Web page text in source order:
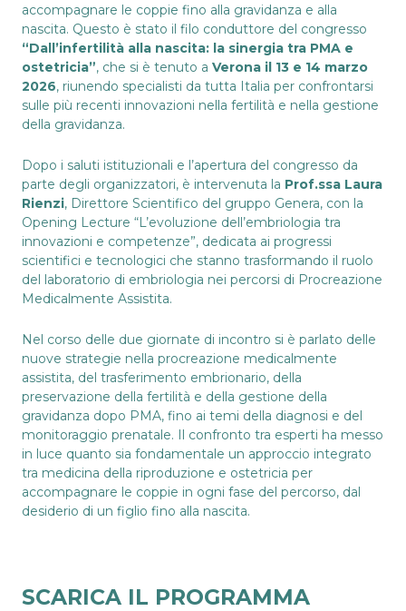
accompagnare le coppie fino alla gravidanza e alla
nascita. Questo è stato il filo conduttore del congresso
“Dall’infertilità alla nascita: la sinergia tra PMA e
ostetricia”, che si è tenuto a Verona il 13 e 14 marzo
2026, riunendo specialisti da tutta Italia per confrontarsi
sulle più recenti innovazioni nella fertilità e nella gestione
della gravidanza.
Dopo i saluti istituzionali e l’apertura del congresso da
parte degli organizzatori, è intervenuta la Prof.ssa Laura
Rienzi, Direttore Scientifico del gruppo Genera, con la
Opening Lecture “L’evoluzione dell’embriologia tra
innovazioni e competenze”, dedicata ai progressi
scientifici e tecnologici che stanno trasformando il ruolo
del laboratorio di embriologia nei percorsi di Procreazione
Medicalmente Assistita.
Nel corso delle due giornate di incontro si è parlato delle
nuove strategie nella procreazione medicalmente
assistita, del trasferimento embrionario, della
preservazione della fertilità e della gestione della
gravidanza dopo PMA, fino ai temi della diagnosi e del
monitoraggio prenatale. Il confronto tra esperti ha messo
in luce quanto sia fondamentale un approccio integrato
tra medicina della riproduzione e ostetricia per
accompagnare le coppie in ogni fase del percorso, dal
desiderio di un figlio fino alla nascita.
SCARICA IL PROGRAMMA